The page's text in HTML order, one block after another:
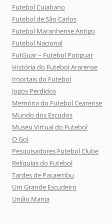
Futebol Cuiabano
Futebol de São Carlos
Futebol Maranhense Antigo
Futebol Nacional
FutGuar – Futebol Potiguar
História do Futebol Ararense
Imortais do Futebol
Jogos Perdidos
Memória do Futebol Cearense
Mundo dos Escudos
Museu Virtual do Futebol
O Gol
Pesquisadores Futebol Clube
Relíquias do Futebol
Tardes de Pacaembu
Um Grande Escudeiro
União Mania